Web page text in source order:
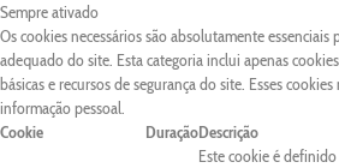
Sempre ativado
Os cookies necessários são absolutamente
adequado do site. Esta categoria inclui apenas
básicas e recursos de segurança do site. Esses
informação pessoal.
Cookie
DuraçãoDescrição
Este cookie é